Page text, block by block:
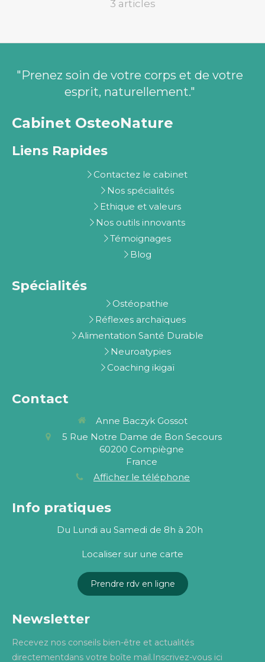
3 articles
Cabinet OsteoNature
"Prenez soin de votre corps et de votre
esprit, naturellement."
Liens Rapides
Contactez le cabinet
Nos spécialités
Ethique et valeurs
Nos outils innovants
Témoignages
Blog
Spécialités
Ostéopathie
Réflexes archaïques
Alimentation Santé Durable
Neuroatypies
Coaching ikigaï
Contact
Anne Baczyk Gossot
5 Rue Notre Dame de Bon Secours
60200 Compiègne
France
Afficher le téléphone
Info pratiques
Du Lundi au Samedi de 8h à 20h
Localiser sur une carte
Prendre rdv en ligne
Newsletter
Recevez nos conseils bien-être et actualités
directementdans votre boîte mail.Inscrivez-vous ici